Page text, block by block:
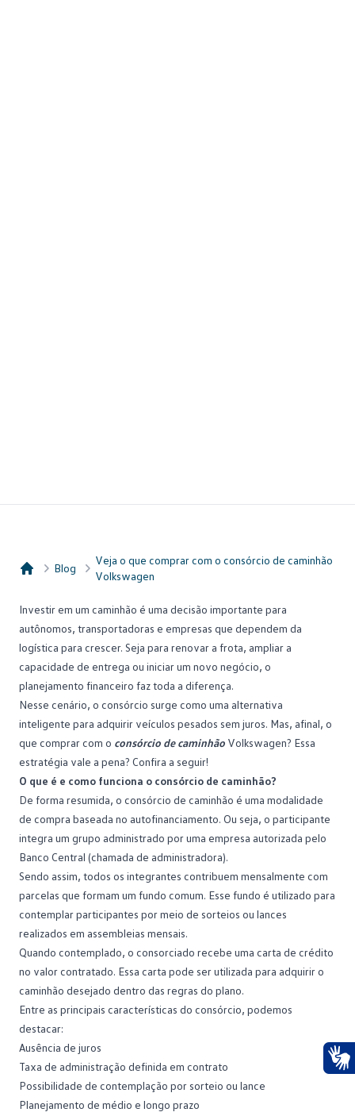
Consórcio Embracon
Blog
Veja o que comprar com o consórcio de caminhão
Volkswagen
Investir em um caminhão é uma decisão importante para
autônomos, transportadoras e empresas que dependem da
logística para crescer. Seja para renovar a frota, ampliar a
capacidade de entrega ou iniciar um novo negócio, o
planejamento financeiro faz toda a diferença.
Nesse cenário, o consórcio surge como uma alternativa
inteligente para adquirir veículos pesados sem juros. Mas, afinal, o
que comprar com o consórcio de caminhão Volkswagen? Essa
estratégia vale a pena? Confira a seguir!
O que é e como funciona o consórcio de caminhão?
De forma resumida, o consórcio de caminhão é uma modalidade
de compra baseada no autofinanciamento. Ou seja, o participante
integra um grupo administrado por uma empresa autorizada pelo
Banco Central (chamada de administradora).
Sendo assim, todos os integrantes contribuem mensalmente com
parcelas que formam um fundo comum. Esse fundo é utilizado para
contemplar participantes por meio de sorteios ou lances
realizados em assembleias mensais.
Quando contemplado, o consorciado recebe uma carta de crédito
no valor contratado. Essa carta pode ser utilizada para adquirir o
caminhão desejado dentro das regras do plano.
Entre as principais características do consórcio, podemos
destacar:
Ausência de juros
Taxa de administração definida em contrato
Possibilidade de contemplação por sorteio ou lance
Planejamento de médio e longo prazo